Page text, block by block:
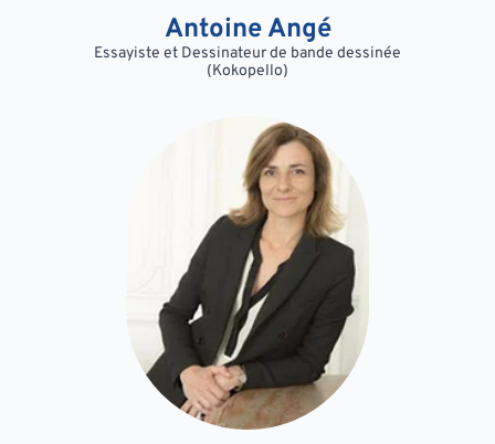
Antoine Angé
Essayiste et Dessinateur de bande dessinée
(Kokopello)